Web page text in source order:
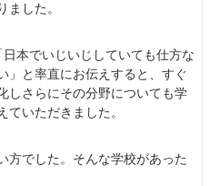
ました。
本でいじいじしていても仕方な
」と率直にお伝えすると、すぐ
しさらにその分野についても学
ていただきました。
方でした。そんな学校があった